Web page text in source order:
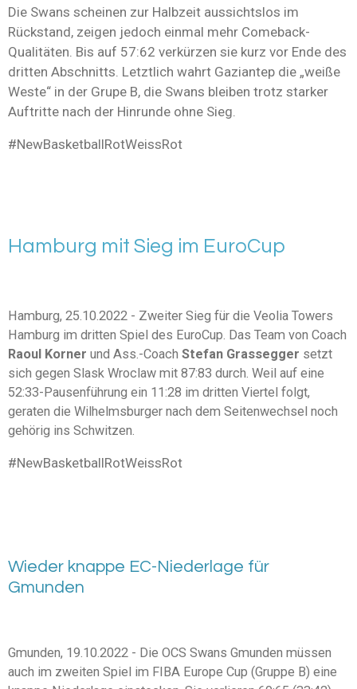
Die Swans scheinen zur Halbzeit aussichtslos im
Rückstand, zeigen jedoch einmal mehr Comeback-
Qualitäten. Bis auf 57:62 verkürzen sie kurz vor Ende des
dritten Abschnitts. Letztlich wahrt Gaziantep die „weiße
Weste“ in der Grupe B, die Swans bleiben trotz starker
Auftritte nach der Hinrunde ohne Sieg.
#NewBasketballRotWeissRot
Hamburg mit Sieg im EuroCup
Hamburg, 25.10.2022 - Zweiter Sieg für die Veolia Towers
Hamburg im dritten Spiel des EuroCup. Das Team von Coach
Raoul Korner und Ass.-Coach Stefan Grassegger setzt
sich gegen Slask Wroclaw mit 87:83 durch. Weil auf eine
52:33-Pausenführung ein 11:28 im dritten Viertel folgt,
geraten die Wilhelmsburger nach dem Seitenwechsel noch
gehörig ins Schwitzen.
#NewBasketballRotWeissRot
Wieder knappe EC-Niederlage für
Gmunden
Gmunden, 19.10.2022 - Die OCS Swans Gmunden müssen
auch im zweiten Spiel im FIBA Europe Cup (Gruppe B) eine